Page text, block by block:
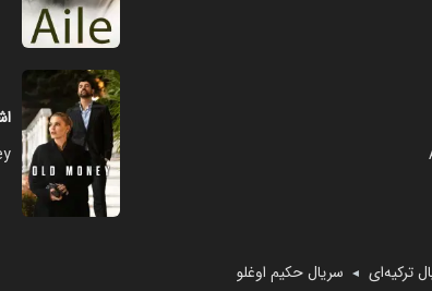
ترکیه‌ای ◄ سریال حکیم اوغلو